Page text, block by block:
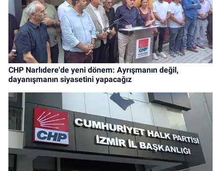
CHP Narlıdere'de yeni dönem: Ayrışmanın değil,
dayanışmanın siyasetini yapacağız